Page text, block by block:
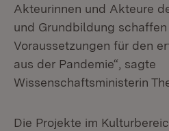
Akteurinnen und Akteure
und Grundbildung
Voraussetzungen für den
aus der Pandemie“, sagte
Wissenschaftsministerin
Die Projekte im